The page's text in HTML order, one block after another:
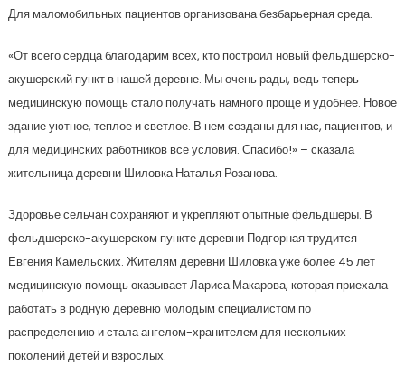
Для маломобильных пациентов организована безбарьерная среда.
«От всего сердца благодарим всех, кто построил новый фельдшерско-
акушерский пункт в нашей деревне. Мы очень рады, ведь теперь
медицинскую помощь стало получать намного проще и удобнее. Новое
здание уютное, теплое и светлое. В нем созданы для нас, пациентов, и
для медицинских работников все условия. Спасибо!» – сказала
жительница деревни Шиловка Наталья Розанова.
Здоровье сельчан сохраняют и укрепляют опытные фельдшеры. В
фельдшерско-акушерском пункте деревни Подгорная трудится
Евгения Камельских. Жителям деревни Шиловка уже более 45 лет
медицинскую помощь оказывает Лариса Макарова, которая приехала
работать в родную деревню молодым специалистом по
распределению и стала ангелом-хранителем для нескольких
поколений детей и взрослых.